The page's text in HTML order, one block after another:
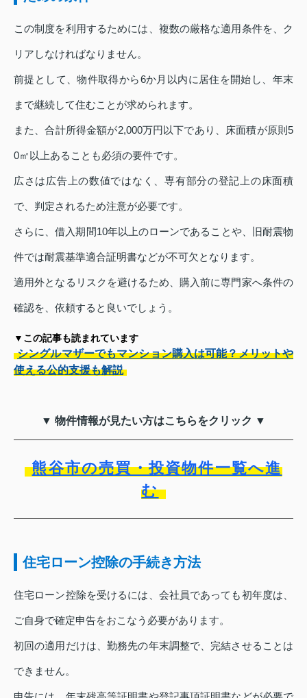
この制度を利用するためには、複数の厳格な適用条件を、ク
リアしなければなりません。
前提として、物件取得から6か月以内に居住を開始し、年末
まで継続して住むことが求められます。
また、合計所得金額が2,000万円以下であり、床面積が原則5
0㎡以上あることも必須の要件です。
広さは広告上の数値ではなく、専有部分の登記上の床面積
で、判定されるため注意が必要です。
さらに、借入期間10年以上のローンであることや、旧耐震物
件では耐震基準適合証明書などが不可欠となります。
適用外となるリスクを避けるため、購入前に専門家へ条件の
確認を、依頼すると良いでしょう。
▼この記事も読まれています
シングルマザーでもマンション購入は可能？メリットや
使える公的支援も解説
▼ 物件情報が見たい方はこちらをクリック ▼
熊谷市の売買・投資物件一覧へ進
む
住宅ローン控除の手続き方法
住宅ローン控除を受けるには、会社員であっても初年度は、
ご自身で確定申告をおこなう必要があります。
初回の適用だけは、勤務先の年末調整で、完結させることは
できません。